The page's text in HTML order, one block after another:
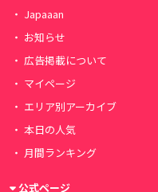
Japaaan
お知らせ
広告掲載について
マイページ
エリア別アーカイブ
本日の人気
月間ランキング
公式ページ